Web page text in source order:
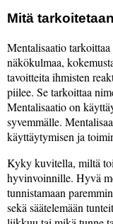
Mitä
Mentalisaatio
näkökulmaa,
tavoitteita ihmisten
piilee. Se tarkoittaa
Mentalisaatio on
syvemmälle.
käyttäytymisen ja
Kyky kuvitella, miltä
hyvinvoinnille. Hyvä
tunnistamaan
sekä säätelemään